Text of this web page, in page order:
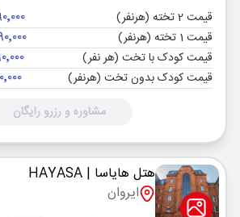
قیمت 2 تخته (هرنفر)
قیمت 1 تخته (هرنفر)
قیمت کودک با تخت (هر نفر)
قیمت کودک بدون تخت (هرنفر)
مشاوره و رزرو رایگان
هتل هایاسا | HAYASA
ایروان